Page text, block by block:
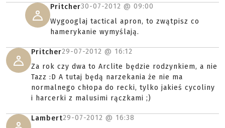
Pritcher30-07-2012 @ 09:00
Wygooglaj tactical apron, to zwątpisz co
hamerykanie wymyślają.
Pritcher29-07-2012 @ 16:12
Za rok czy dwa to Arclite będzie rodzynkiem, a nie
Tazz :D A tutaj będą narzekania że nie ma
normalnego chłopa do recki, tylko jakieś cycoliny
i harcerki z malusimi rączkami ;)
Lambert29-07-2012 @ 16:38